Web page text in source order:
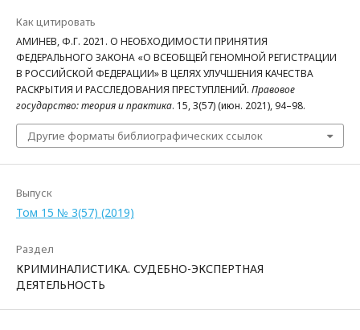
Как цитировать
АМИНЕВ, Ф.Г. 2021. О НЕОБХОДИМОСТИ ПРИНЯТИЯ
ФЕДЕРАЛЬНОГО ЗАКОНА «О ВСЕОБЩЕЙ ГЕНОМНОЙ РЕГИСТРАЦИИ
В РОССИЙСКОЙ ФЕДЕРАЦИИ» В ЦЕЛЯХ УЛУЧШЕНИЯ КАЧЕСТВА
РАСКРЫТИЯ И РАССЛЕДОВАНИЯ ПРЕСТУПЛЕНИЙ. Правовое
государство: теория и практика. 15, 3(57) (июн. 2021), 94–98.
Другие форматы библиографических ссылок
Выпуск
Том 15 № 3(57) (2019)
Раздел
КРИМИНАЛИСТИКА. СУДЕБНО-ЭКСПЕРТНАЯ
ДЕЯТЕЛЬНОСТЬ